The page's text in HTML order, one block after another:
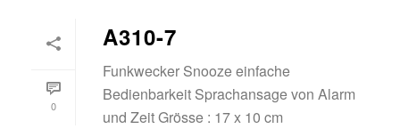
0
A310-7
Funkwecker Snooze einfache
Bedienbarkeit Sprachansage von Alarm
und Zeit Grösse : 17 x 10 cm